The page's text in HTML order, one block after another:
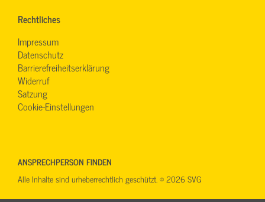
Rechtliches
Impressum
Datenschutz
Barrierefreiheitserklärung
Widerruf
Satzung
Cookie-Einstellungen
ANSPRECHPERSON FINDEN
Alle Inhalte sind urheberrechtlich geschützt. © 2026 SVG